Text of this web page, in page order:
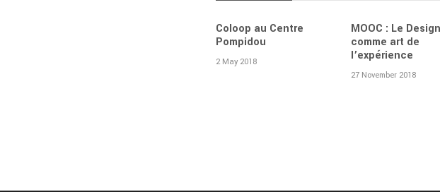
Coloop au Centre
Pompidou
2 May 2018
MOOC : Le Design
comme art de
l’expérience
27 November 2018